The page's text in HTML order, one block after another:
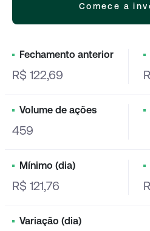
Comece a
Fechamento anterior
R$ 122,69
Volume de ações
459
Mínimo (dia)
R$ 121,76
Variação (dia)